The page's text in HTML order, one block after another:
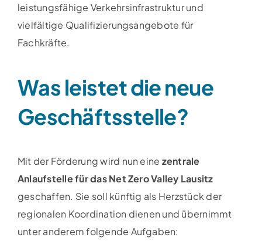
leistungsfähige Verkehrsinfrastruktur und
vielfältige Qualifizierungsangebote für
Fachkräfte.
Was leistet die neue
Geschäftsstelle?
Mit der Förderung wird nun eine zentrale
Anlaufstelle für das Net Zero Valley Lausitz
geschaffen. Sie soll künftig als Herzstück der
regionalen Koordination dienen und übernimmt
unter anderem folgende Aufgaben: